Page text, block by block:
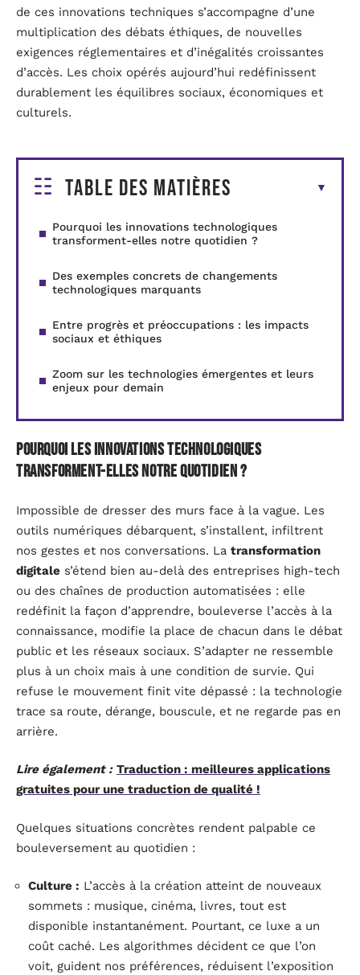
de ces innovations techniques s’accompagne d’une
multiplication des débats éthiques, de nouvelles
exigences réglementaires et d’inégalités croissantes
d’accès. Les choix opérés aujourd’hui redéfinissent
durablement les équilibres sociaux, économiques et
culturels.
Table des matières
Pourquoi les innovations technologiques
transforment-elles notre quotidien ?
Des exemples concrets de changements
technologiques marquants
Entre progrès et préoccupations : les impacts
sociaux et éthiques
Zoom sur les technologies émergentes et leurs
enjeux pour demain
Pourquoi les innovations technologiques
transforment-elles notre quotidien ?
Impossible de dresser des murs face à la vague. Les
outils numériques débarquent, s’installent, infiltrent
nos gestes et nos conversations. La transformation
digitale s’étend bien au-delà des entreprises high-tech
ou des chaînes de production automatisées : elle
redéfinit la façon d’apprendre, bouleverse l’accès à la
connaissance, modifie la place de chacun dans le débat
public et les réseaux sociaux. S’adapter ne ressemble
plus à un choix mais à une condition de survie. Qui
refuse le mouvement finit vite dépassé : la technologie
trace sa route, dérange, bouscule, et ne regarde pas en
arrière.
Lire également : Traduction : meilleures applications
gratuites pour une traduction de qualité !
Quelques situations concrètes rendent palpable ce
bouleversement au quotidien :
Culture : L’accès à la création atteint de nouveaux
sommets : musique, cinéma, livres, tout est
disponible instantanément. Pourtant, ce luxe a un
coût caché. Les algorithmes décident ce que l’on
voit, guident nos préférences, réduisent l’exposition